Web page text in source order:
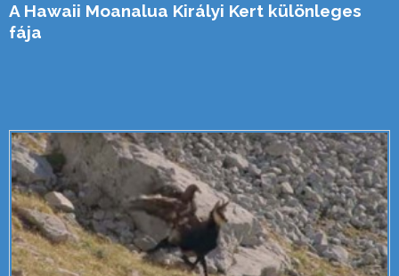
A Hawaii Moanalua Királyi Kert különleges
fája